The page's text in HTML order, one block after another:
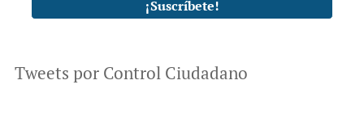
Tweets por Control Ciudadano